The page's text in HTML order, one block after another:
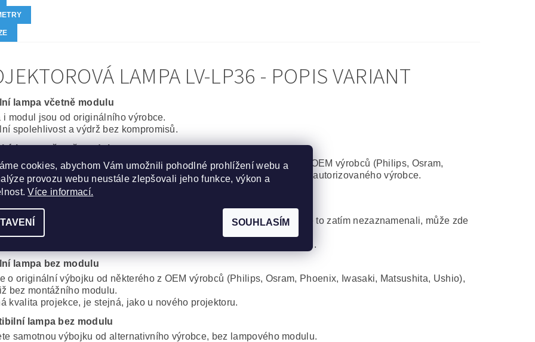
LAMPA LV-LP36 - POPIS VARIANT
lampa včetně modulu
i modul jsou od originálního výrobce.
spolehlivost a výdrž bez kompromisů.
lampa včetně modulu
řešení, za dobrou cenu. Kvalitní originální výbojka od některého z OEM výrobců (Philips, Osram,
Iwasaki, Matsushita, Ushio) s montážním modulem od kompatibilního autorizovaného výrobce.
plnému originálu je minimální.
lampa s modulem
i modul od alternativního výrobce. Cenově velmi dobré řešení. Ač jsme to zatím nezaznamenali, může zde
kvalita lampy, oproti originálu.
do projektorů, které nejsou zapnuté většinu dne, jde o vynikajicí volbu.
lampa bez modulu
o originální výbojku od některého z OEM výrobců (Philips, Osram, Phoenix, Iwasaki, Matsushita, Ushio),
bez montážního modulu.
kvalita projekce, je stejná, jako u nového projektoru.
lampa bez modulu
samotnou výbojku od alternativního výrobce, bez lampového modulu.
cookies, abychom Vám umožnili pohodlné prohlížení webu a
provozu webu neustále zlepšovali jeho funkce, výkon a
Více informací.
SOUHLASÍM